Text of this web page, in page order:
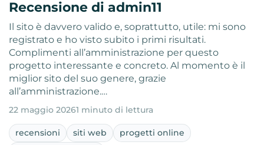
Recensione di admin11
Il sito è davvero valido e, soprattutto, utile: mi sono
registrato e ho visto subito i primi risultati.
Complimenti all’amministrazione per questo
progetto interessante e concreto. Al momento è il
miglior sito del suo genere, grazie
all’amministrazione.…
22 maggio 20261 minuto di lettura
recensioni siti web
progetti online